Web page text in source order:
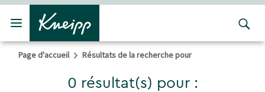
Passer au contenu principal
Passer au contenu du pied de page
Page d'accueil Résultats de la recherche pour
0 résultat(s) pour :